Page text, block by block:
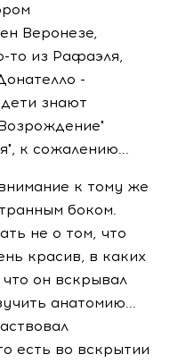
Веронезе,
то из Рафаэля,
-
знают
к сожалению...
к тому же
боком.
не о том, что
красив, в каких
что он вскрывал
анатомию...
есть во вскрытии